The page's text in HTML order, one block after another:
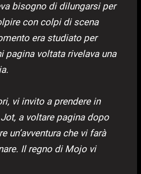
bisogno di dilungarsi per
con colpi di scena
era studiato per
pagina voltata rivelava una
vi invito a prendere in
a voltare pagina dopo
un’avventura che vi farà
Il regno di Mojo vi